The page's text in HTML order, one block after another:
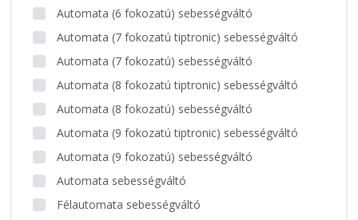
Automata (6 fokozatú) sebességváltó
Automata (7 fokozatú tiptronic) sebességváltó
Automata (7 fokozatú) sebességváltó
Automata (8 fokozatú tiptronic) sebességváltó
Automata (8 fokozatú) sebességváltó
Automata (9 fokozatú tiptronic) sebességváltó
Automata (9 fokozatú) sebességváltó
Automata sebességváltó
Félautomata sebességváltó